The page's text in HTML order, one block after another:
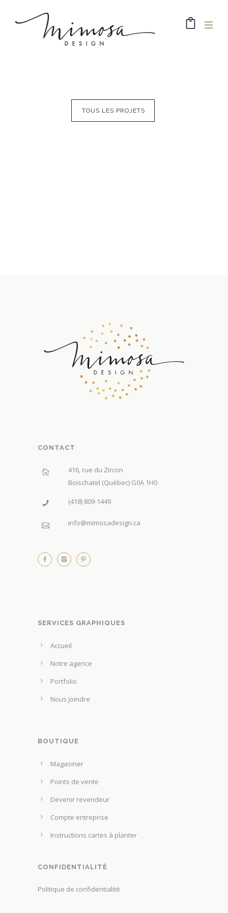
TOUS LES PROJETS
CONTACT
416, rue du Zircon
Boischatel (Québec) G0A 1H0
(418) 809-1449
info@mimosadesign.ca
SERVICES GRAPHIQUES
Accueil
Notre agence
Portfolio
Nous joindre
BOUTIQUE
Magasiner
Points de vente
Devenir revendeur
Compte entreprise
Instructions cartes à planter
CONFIDENTIALITÉ
Politique de confidentialité